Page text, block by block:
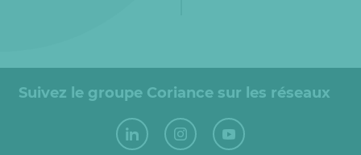
Suivez le groupe Coriance sur les réseaux